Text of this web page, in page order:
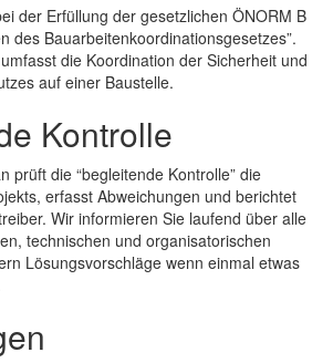
der Erfüllung der gesetzlichen ÖNORM B
des Bauarbeitenkoordinationsgesetzes”.
die Koordination der Sicherheit und
auf einer Baustelle.
Kontrolle
prüft die “begleitende Kontrolle” die
erfasst Abweichungen und berichtet
Wir informieren Sie laufend über alle
technischen und organisatorischen
Lösungsvorschläge wenn einmal etwas